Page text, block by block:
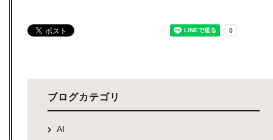
ブログカテゴリ
AI